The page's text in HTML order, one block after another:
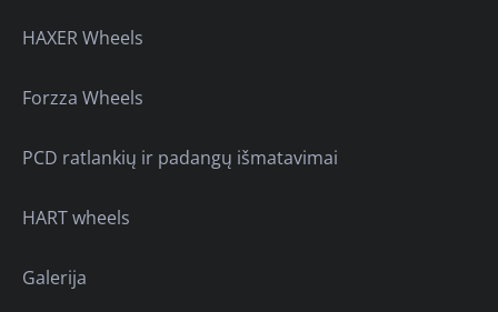
HAXER Wheels
Forzza Wheels
PCD ratlankių ir padangų išmatavimai
HART wheels
Galerija